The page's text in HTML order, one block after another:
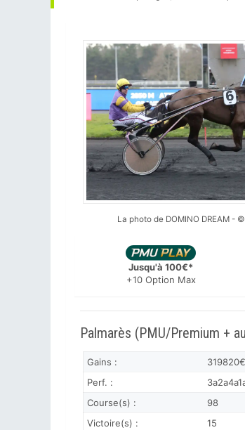
La photo de DOMINO DREAM -
Jusqu'à 100€*
+10 Option Max
Palmarès (PMU/Premium +
Gains :
319820€
Perf. :
Course(s) :
98
Victoire(s) :
15